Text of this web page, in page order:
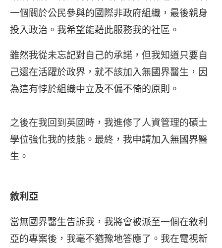
一個關於公民參與的國際非政府組織，最後親身
投入政治。我希望能藉此服務我的社區。
雖然我從未忘記對自己的承諾，但我知道只要自
己還在活躍於政界，就不該加入無國界醫生，因
為這有悖於組織中立及不偏不倚的原則。
之後在我回到英國時，我進修了人資管理的碩士
學位強化我的技能。最終，我申請加入無國界醫
生。
敘利亞
當無國界醫生告訴我，我將會被派至一個在敘利
亞的專案後，我毫不猶豫地答應了。我在電視新